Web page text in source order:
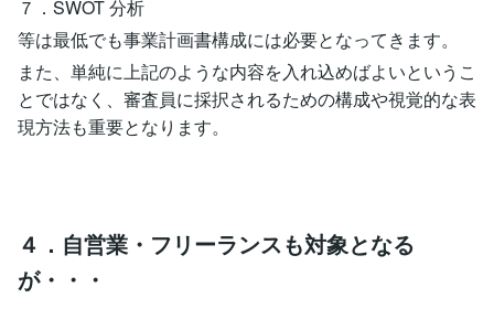
７．SWOT 分析
等は最低でも事業計画書構成には必要となってきます。
また、単純に上記のような内容を入れ込めばよいというこ
とではなく、審査員に採択されるための構成や視覚的な表
現方法も重要となります。
４．自営業・フリーランスも対象となる
が・・・